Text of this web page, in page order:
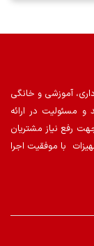
آموزشی و خانگی
و مسئولیت در ارائه
رفع نیاز مشتریان
با موفقیت اجرا